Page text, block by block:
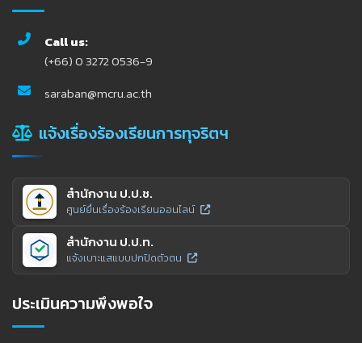
Call us:
(+66) 0 3272 0536-9
saraban@mcru.ac.th
แจ้งเรื่องร้องเรียนการทุจริตฯ
สำนักงาน ป.ป.ช.
ศูนย์ยื่นเรื่องร้องเรียนออนไลน์
สำนักงาน ป.ป.ท.
แจ้งเบาะแสแบบปกปิดตัวตน
ประเมินความพึงพอใจ